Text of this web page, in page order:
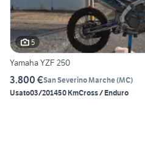
5
Yamaha YZF 250
3.800 €San Severino Marche(MC)
Usato03/201450 KmCross / Enduro